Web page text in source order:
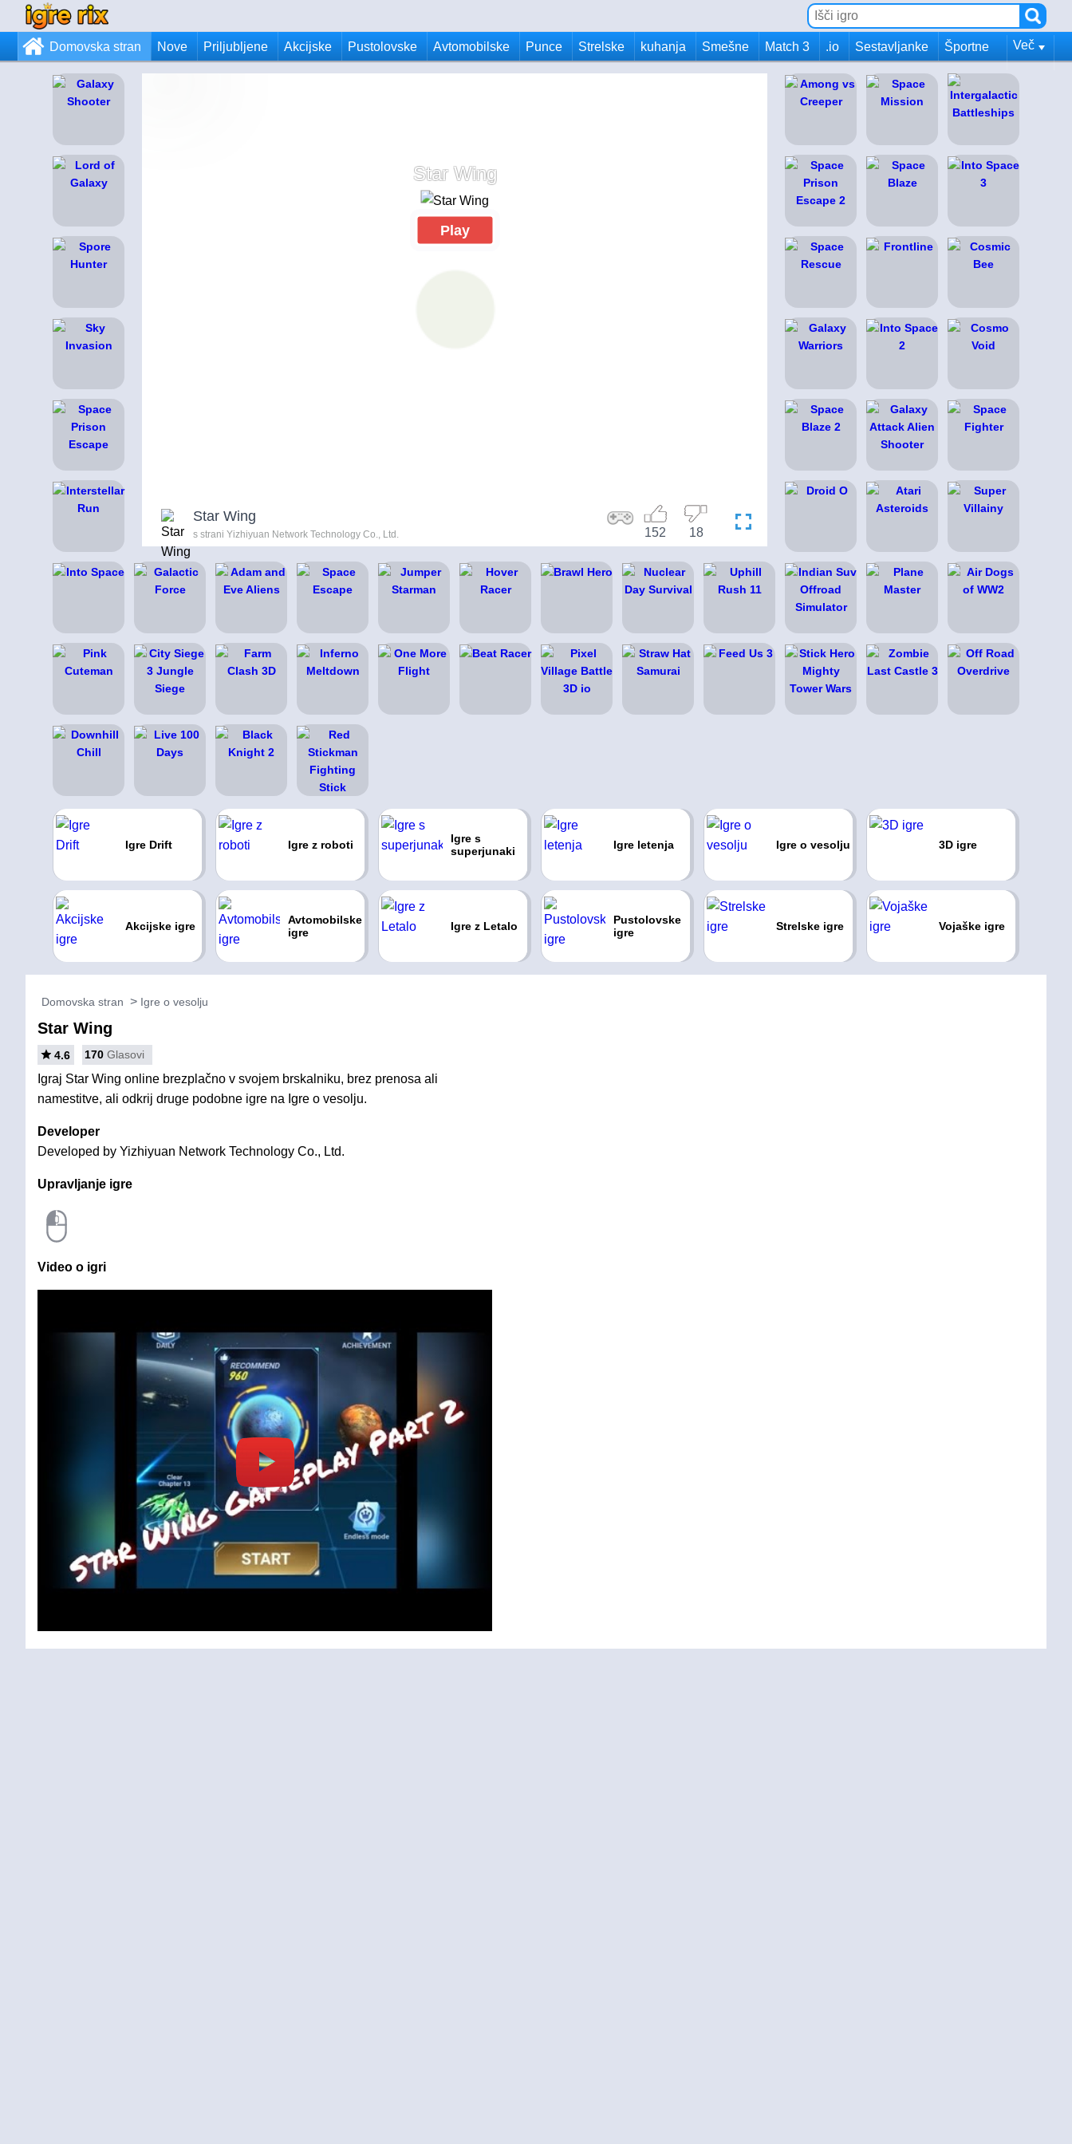
Domovska stran Nove Priljubljene Akcijske Pustolovske Avtomobilske Punce Strelske kuhanja Smešne Match 3 .io Sestavljanke Športne Več
Star Wing
Play
Star Wing
s strani Yizhiyuan Network Technology Co., Ltd. 18
152
Igre Drift Igre z roboti
Igre s
superjunaki
Igre letenja Igre o vesolju 3D igre
Akcijske igre
Avtomobilske
igre
Igre z Letalo
Pustolovske
igre
Strelske igre Vojaške igre
Domovska stran Igre o vesolju
Star Wing
4.6 170 Glasovi
Igraj Star Wing online brezplačno v svojem brskalniku, brez prenosa ali
namestitve, ali odkrij druge podobne igre na Igre o vesolju.
Developer
Developed by Yizhiyuan Network Technology Co., Ltd.
Upravljanje igre
Video o igri